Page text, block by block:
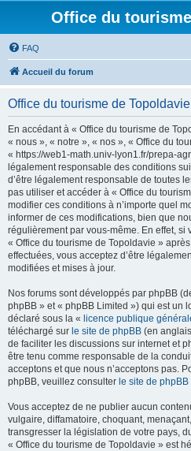
Office du
FAQ
Accueil du forum
Office du tourisme de
En accédant à « Office du tourisme de
« nous », « notre », « nos », « Office du
« https://web1-math.univ-lyon1.fr/prepa-
légalement responsable des conditions
d’être légalement responsable de toutes
pas utiliser et accéder à « Office du
modifier ces conditions à n’importe quel
informer de ces modifications, bien que
régulièrement par vous-même. En effet, si
« Office du tourisme de Topoldavie »
effectuées, vous acceptez d’être
modifiées et mises à jour.
Nos forums sont développés par phpBB
phpBB » et « phpBB Limited ») qui est un
déclaré sous la « licence publique
téléchargé sur le site de phpBB (en
de faciliter les discussions sur internet et
être tenu comme responsable de la
acceptons et que nous n’acceptons pas.
phpBB, veuillez consulter le site de phpBB
Vous acceptez de ne publier aucun
vulgaire, diffamatoire, choquant,
transgresser la législation de votre pays,
« Office du tourisme de Topoldavie » est